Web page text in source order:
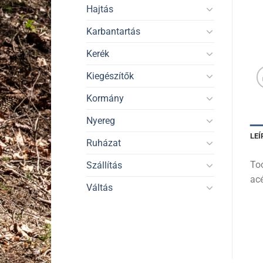
Hajtás
Karbantartás
Kerék
Kiegészítők
Kormány
Nyereg
Ruházat
Szállítás
Váltás